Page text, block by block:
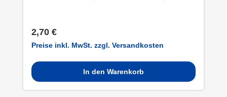
Regulärer Preis:
2,70 €
Preise inkl. MwSt. zzgl. Versandkosten
In den Warenkorb